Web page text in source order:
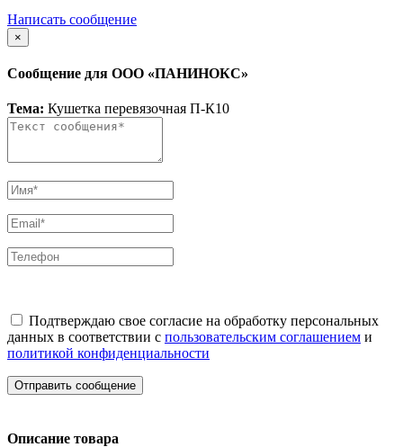
Написать сообщение
×
Сообщение для ООО «ПАНИНОКС»
Тема: Кушетка перевязочная П-К10
Подтверждаю свое согласие на обработку персональных
данных в соответствии с пользовательским соглашением и
политикой конфиденциальности
Отправить сообщение
Описание товара